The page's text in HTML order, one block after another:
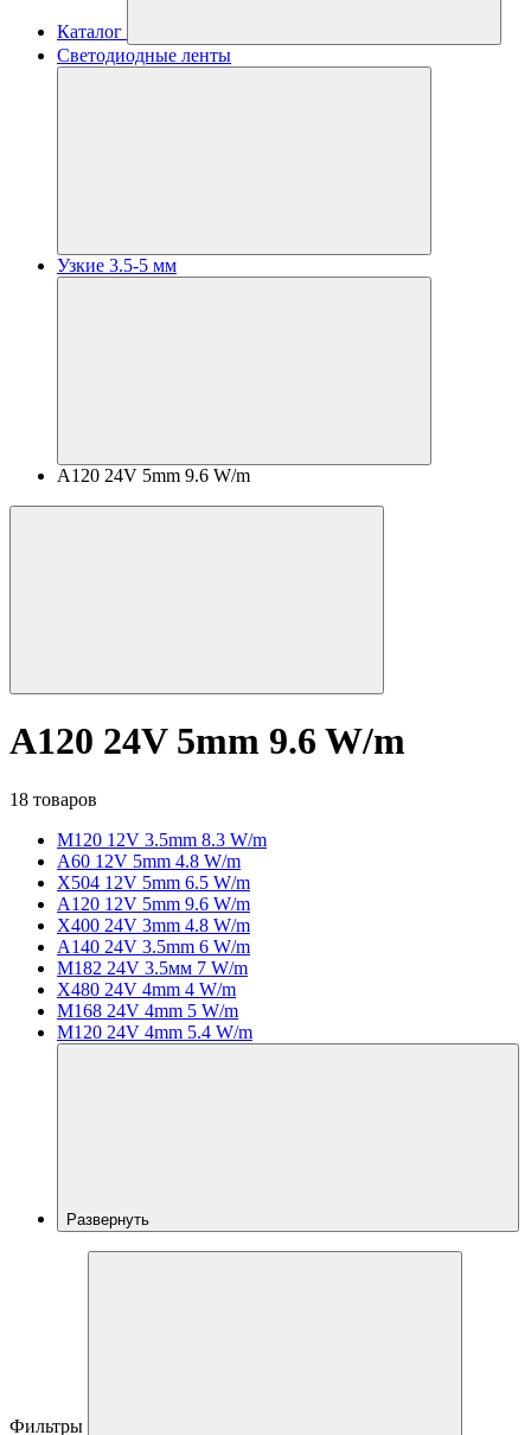
Каталог
Светодиодные ленты
Узкие 3.5-5 мм
A120 24V 5mm 9.6 W/m
A120 24V 5mm 9.6 W/m
18 товаров
M120 12V 3.5mm 8.3 W/m
A60 12V 5mm 4.8 W/m
X504 12V 5mm 6.5 W/m
A120 12V 5mm 9.6 W/m
X400 24V 3mm 4.8 W/m
A140 24V 3.5mm 6 W/m
M182 24V 3.5мм 7 W/m
X480 24V 4mm 4 W/m
M168 24V 4mm 5 W/m
M120 24V 4mm 5.4 W/m
Развернуть
Фильтры